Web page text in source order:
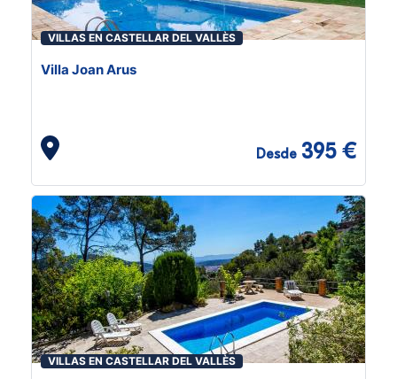
VILLAS EN CASTELLAR DEL VALLÈS
Villa Joan Arus
Desde 395 €
VILLAS EN CASTELLAR DEL VALLÈS